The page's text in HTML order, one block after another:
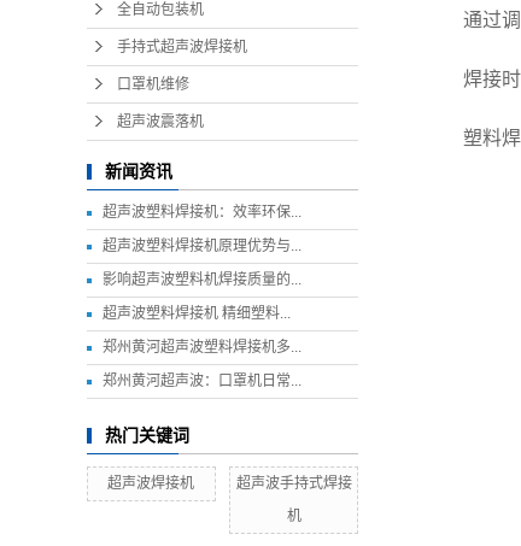
全自动包装机
手持式超声波焊接机
口罩机维修
超声波震落机
新闻资讯
超声波塑料焊接机：效率环保...
超声波塑料焊接机原理优势与...
影响超声波塑料机焊接质量的...
超声波塑料焊接机 精细塑料...
郑州黄河超声波塑料焊接机多...
郑州黄河超声波：口罩机日常...
热门关键词
超声波焊接机
超声波手持式焊接
机
通过调谐
焊接时
塑料焊接